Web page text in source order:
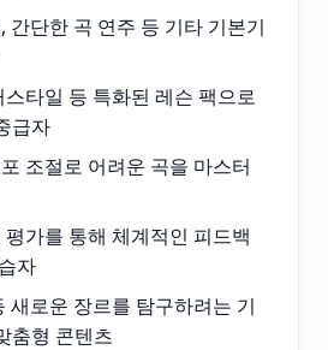
간단한 곡 연주 등 기타 기본기
타일 등 특화된 레슨 팩으로
급자
조절로 어려운 곡을 마스터
가를 통해 체계적인 피드백
자
새로운 장르를 탐구하려는 기
춤형 콘텐츠